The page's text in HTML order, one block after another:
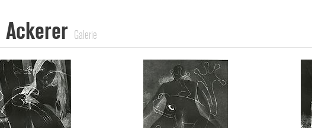
Ackerer Galerie